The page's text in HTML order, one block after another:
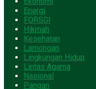
Energi
FORSGI
Hikmah
Kesehatan
Lamongan
Lingkungan Hidup
Lintas Agama
Nasional
Pangan